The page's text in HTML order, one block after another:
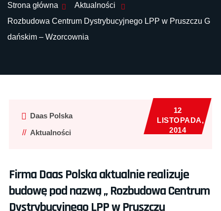
Strona główna
Aktualności
Rozbudowa Centrum Dystrybucyjnego LPP w Pruszczu G
dańskim – Wzorcownia
Daas Polska
Aktualności
12
LISTOPADA,
2014
Firma Daas Polska aktualnie realizuje
budowę pod nazwą „ Rozbudowa Centrum
Dystrybucyjnego LPP w Pruszczu